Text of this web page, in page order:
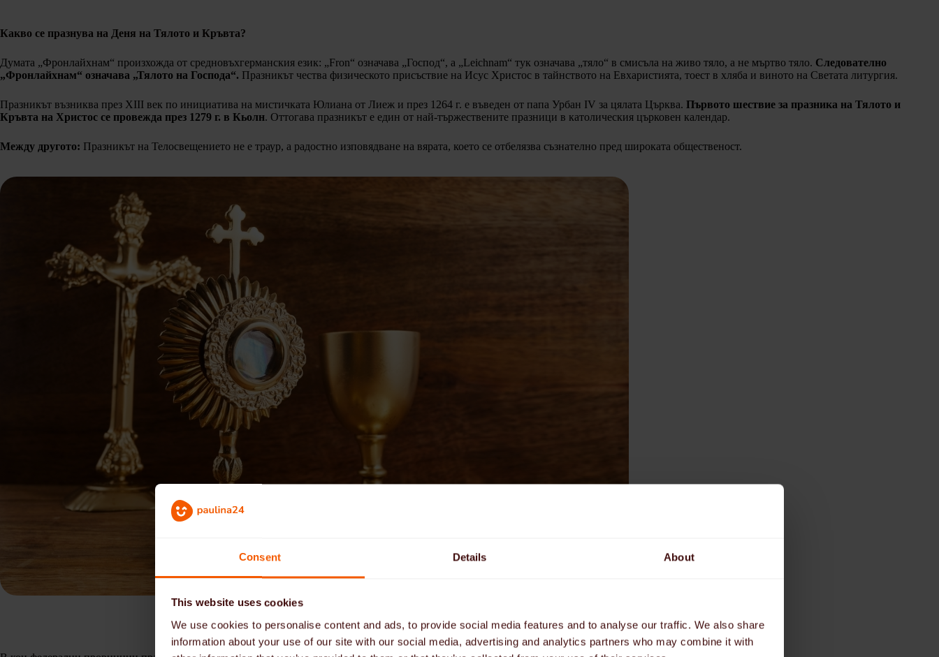
Consent Details About
This website uses cookies
We use cookies to personalise content and ads, to provide social media features and to analyse our traffic. We also share
information about your use of our site with our social media, advertising and analytics partners who may combine it with
Какво се празнува на Деня на Тялото и Кръвта?
Думата „Фронлайхнам“ произхожда от средновъхгерманския език: „Fron“ означава „Господ“, а „Leichnam“ тук означава „тяло“ в смисъла на живо тяло, а не мъртво тяло. Следователно
„Фронлайхнам“ означава „Тялото на Господа“. Празникът чества физическото присъствие на Исус Христос в тайнството на Евхаристията, тоест в хляба и виното на Светата литургия.
Празникът възниква през XIII век по инициатива на мистичката Юлиана от Лиеж и през 1264 г. е въведен от папа Урбан IV за цялата Църква. Първото шествие за празника на Тялото и
Кръвта на Христос се провежда през 1279 г. в Кьолн. Оттогава празникът е един от най-тържествените празници в католическия църковен календар.
Между другото: Празникът на Телосвещението не е траур, а радостно изповядване на вярата, което се отбелязва съзнателно пред широката общественост.